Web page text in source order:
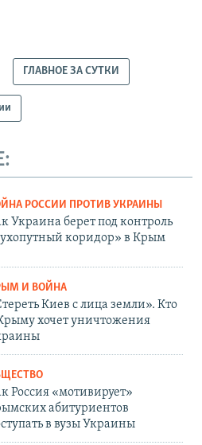
ГЛАВНОЕ ЗА СУТКИ
РОССИИ ПРОТИВ УКРАИНЫ
Украина берет под контроль
коридор» в Крым
И ВОЙНА
Киев с лица земли». Кто
хочет уничтожения
Россия «мотивирует»
абитуриентов
в вузы Украины